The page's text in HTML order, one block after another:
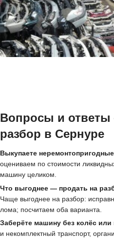
Вопросы и
разбор в Сернуре
Выкупаете
оцениваем по стоимости
машину целиком.
Что выгоднее — продать на
Чаще выгоднее на разбор:
лома; посчитаем оба варианта.
Заберёте машину без колёс или
и некомплектный транспорт,